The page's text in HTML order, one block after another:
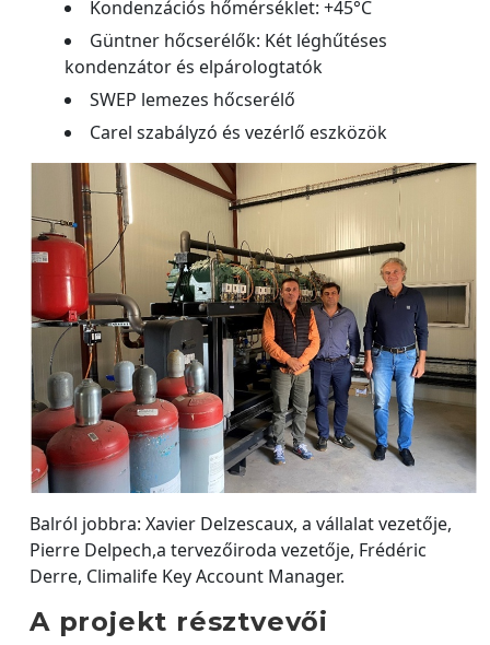
Kondenzációs hőmérséklet: +45°C
Güntner hőcserélők: Két léghűtéses
kondenzátor és elpárologtatók
SWEP lemezes hőcserélő
Carel szabályzó és vezérlő eszközök
Balról jobbra: Xavier Delzescaux, a vállalat vezetője,
Pierre Delpech,a tervezőiroda vezetője, Frédéric
Derre, Climalife Key Account Manager.
A projekt résztvevői